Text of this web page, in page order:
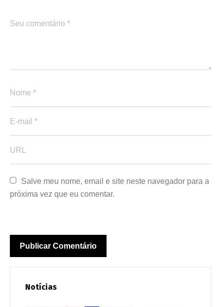
Salve meu nome, email e site neste navegador para a
próxima vez que eu comentar.
Notícias